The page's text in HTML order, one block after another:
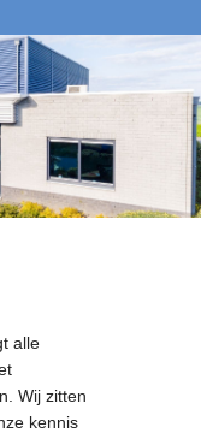
alle
Wij zitten
kennis